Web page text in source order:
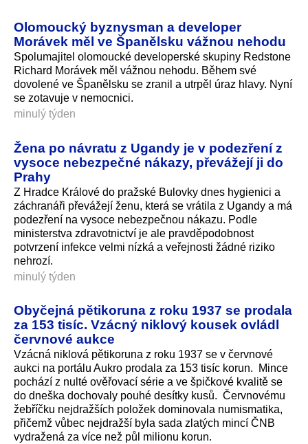
Olomoucký byznysman a developer
Morávek měl ve Španělsku vážnou nehodu
Spolumajitel olomoucké developerské skupiny Redstone
Richard Morávek měl vážnou nehodu. Během své
dovolené ve Španělsku se zranil a utrpěl úraz hlavy. Nyní
se zotavuje v nemocnici.
minulý týden
Žena po návratu z Ugandy je v podezření z
vysoce nebezpečné nákazy, převážejí ji do
Prahy
Z Hradce Králové do pražské Bulovky dnes hygienici a
záchranáři převážejí ženu, která se vrátila z Ugandy a má
podezření na vysoce nebezpečnou nákazu. Podle
ministerstva zdravotnictví je ale pravděpodobnost
potvrzení infekce velmi nízká a veřejnosti žádné riziko
nehrozí.
minulý týden
Obyčejná pětikoruna z roku 1937 se prodala
za 153 tisíc. Vzácný niklový kousek ovládl
červnové aukce
Vzácná niklová pětikoruna z roku 1937 se v červnové
aukci na portálu Aukro prodala za 153 tisíc korun. Mince
pochází z nulté ověřovací série a ve špičkové kvalitě se
do dneška dochovaly pouhé desítky kusů. Červnovému
žebříčku nejdražších položek dominovala numismatika,
přičemž vůbec nejdražší byla sada zlatých mincí ČNB
vydražená za více než půl milionu korun.